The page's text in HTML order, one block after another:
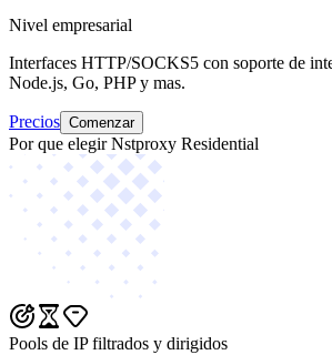
Nivel empresarial
Interfaces HTTP/SOCKS5 con soporte de
Node.js, Go, PHP y mas.
Precios Comenzar
Por que elegir Nstproxy Residential
Pools de IP filtrados y dirigidos